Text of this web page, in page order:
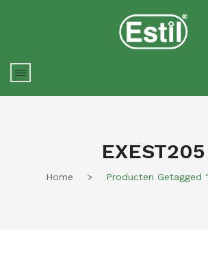
EXEST205
Home > Producten Getagged